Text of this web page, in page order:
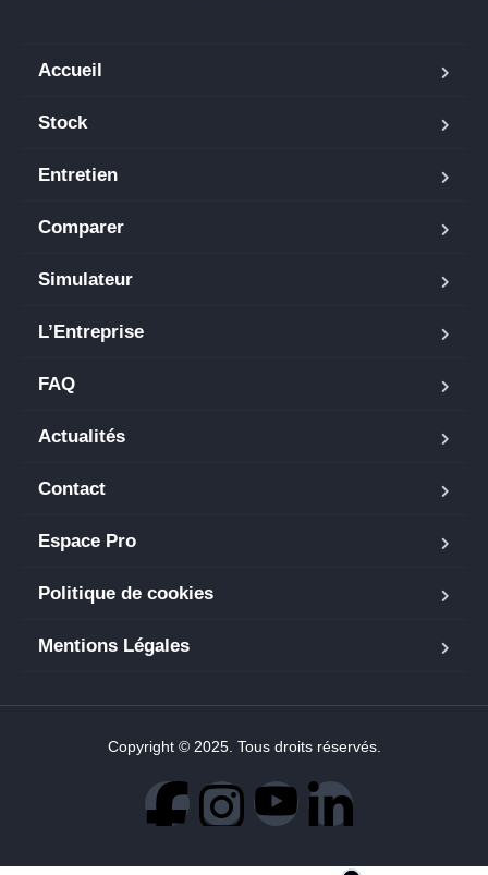
Accueil
Stock
Entretien
Comparer
Simulateur
L’Entreprise
FAQ
Actualités
Contact
Espace Pro
Politique de cookies
Mentions Légales
Copyright © 2025. Tous droits réservés.